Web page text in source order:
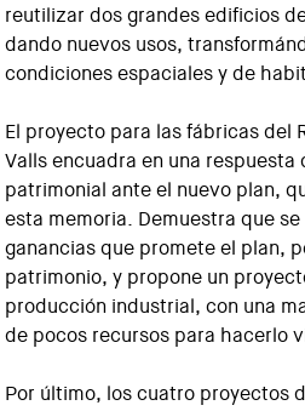
reutilizar dos grandes edificios
dando nuevos usos,
condiciones espaciales y de
El proyecto para las fábricas del
Valls encuadra en una
patrimonial ante el nuevo plan,
esta memoria. Demuestra que
ganancias que promete el plan,
patrimonio, y propone un
producción industrial, con una
de pocos recursos para hacerlo
Por último, los cuatro proyectos